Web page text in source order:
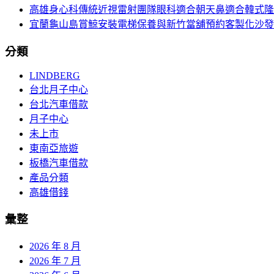
高雄身心科傳統近視雷射團隊眼科適合朝天鼻適合韓式
宜蘭龜山島賞鯨安裝電梯保養與新竹當舖預約客製化沙發
分類
LINDBERG
台北月子中心
台北汽車借款
月子中心
未上市
東南亞旅遊
板橋汽車借款
產品分類
高雄借錢
彙整
2026 年 8 月
2026 年 7 月